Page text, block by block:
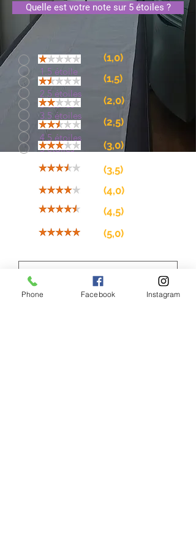
Quelle est votre note sur 5 étoiles ?
1 étoile
1.5 étoile
2 étoiles
2.5 étoiles
3 étoiles
3.5 étoiles
4 étoiles
4.5 étoiles
5 étoiles
(1,0)
(1,5)
(2,0)
(2,5)
(3,0)
(3,5)
(4,0)
(4,5)
(5,0)
Phone Facebook Instagram